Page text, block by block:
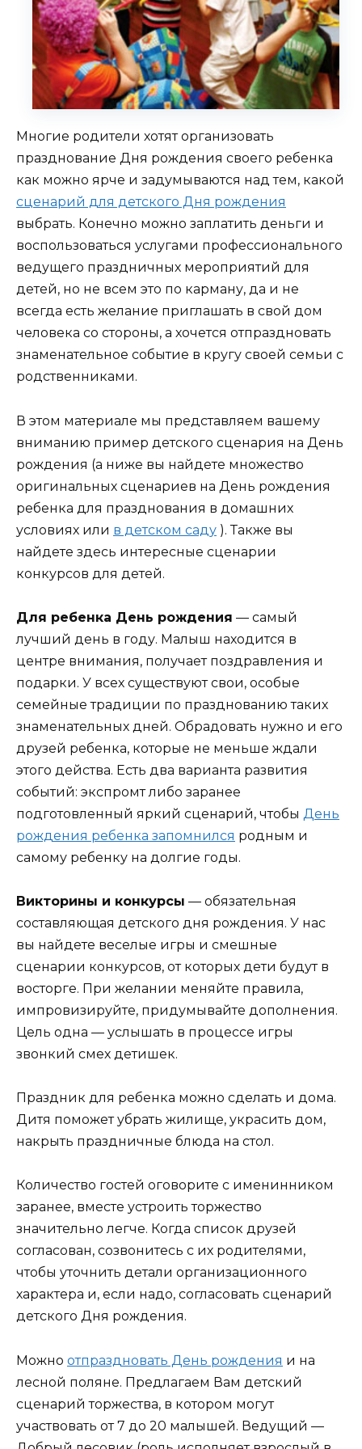
Многие родители хотят организовать
празднование Дня рождения своего ребенка
как можно ярче и задумываются над тем, какой
сценарий для детского Дня рождения
выбрать. Конечно можно заплатить деньги и
воспользоваться услугами профессионального
ведущего праздничных мероприятий для
детей, но не всем это по карману, да и не
всегда есть желание приглашать в свой дом
человека со стороны, а хочется отпраздновать
знаменательное событие в кругу своей семьи с
родственниками.
В этом материале мы представляем вашему
вниманию пример детского сценария на День
рождения (а ниже вы найдете множество
оригинальных сценариев на День рождения
ребенка для празднования в домашних
условиях или в детском саду ). Также вы
найдете здесь интересные сценарии
конкурсов для детей.
Для ребенка День рождения — самый
лучший день в году. Малыш находится в
центре внимания, получает поздравления и
подарки. У всех существуют свои, особые
семейные традиции по празднованию таких
знаменательных дней. Обрадовать нужно и его
друзей ребенка, которые не меньше ждали
этого действа. Есть два варианта развития
событий: экспромт либо заранее
подготовленный яркий сценарий, чтобы День
рождения ребенка запомнился родным и
самому ребенку на долгие годы.
Викторины и конкурсы — обязательная
составляющая детского дня рождения. У нас
вы найдете веселые игры и смешные
сценарии конкурсов, от которых дети будут в
восторге. При желании меняйте правила,
импровизируйте, придумывайте дополнения.
Цель одна — услышать в процессе игры
звонкий смех детишек.
Праздник для ребенка можно сделать и дома.
Дитя поможет убрать жилище, украсить дом,
накрыть праздничные блюда на стол.
Количество гостей оговорите с именинником
заранее, вместе устроить торжество
значительно легче. Когда список друзей
согласован, созвонитесь с их родителями,
чтобы уточнить детали организационного
характера и, если надо, согласовать сценарий
детского Дня рождения.
Можно отпраздновать День рождения и на
лесной поляне. Предлагаем Вам детский
сценарий торжества, в котором могут
участвовать от 7 до 20 малышей. Ведущий —